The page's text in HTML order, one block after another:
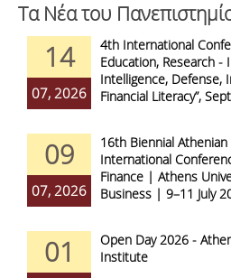
Τα Νέα του
14
07, 2026
4th International
Education, Research -
Intelligence, Defense,
Financial Literacy”,
09
07, 2026
16th Biennial Athenian
International
Finance | Athens
Business | 9–11 July
01
Open Day 2026 -
Institute